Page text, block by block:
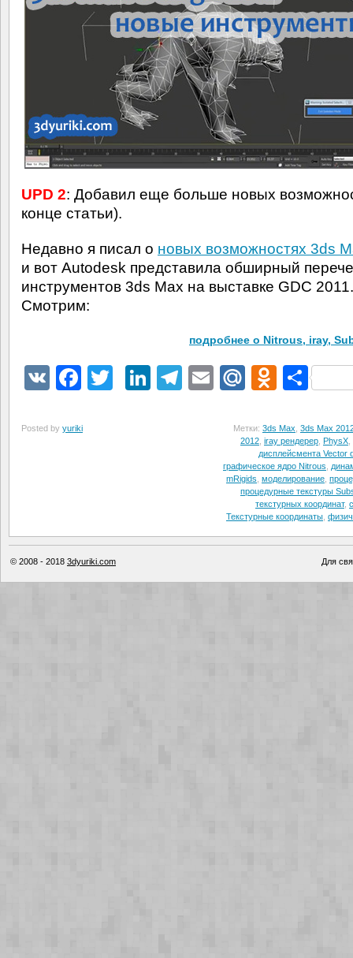
UPD 2: Добавил еще больше новых
конце статьи).
Недавно я писал о новых возможностях 3ds
и вот Autodesk представила обширный
инструментов 3ds Max на выставке GDC 2011.
Смотрим:
подробнее о Nitrous, iray,
VK Facebook
TwitterLinkedIn
Telegram
EmailMail.Ru
Posted by yuriki Метки: 3ds Max 3ds Max
2012 iray рендерер PhysX
дисплейсмента Vector
графическое ядро Nitrous
mRigids моделирование
процедурные текстуры
текстурных координат,
Текстурные координаты
© 2008 - 2018 3dyuriki.com Для